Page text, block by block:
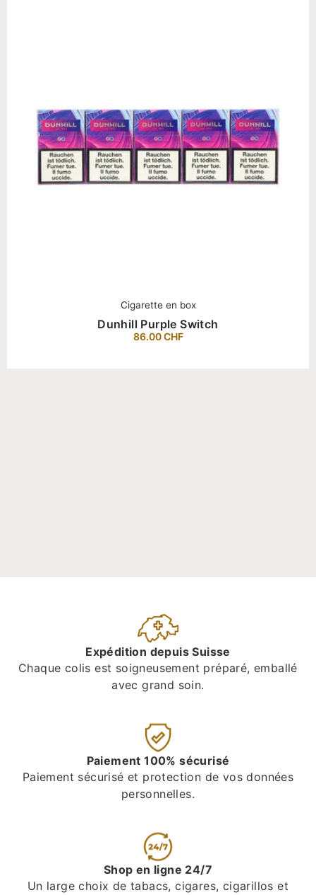
Cigarette en box
Dunhill Purple Switch
86.00CHF
Expédition depuis Suisse
Chaque colis est soigneusement préparé, emballé
avec grand soin.
Paiement 100% sécurisé
Paiement sécurisé et protection de vos données
personnelles.
Shop en ligne 24/7
Un large choix de tabacs, cigares, cigarillos et